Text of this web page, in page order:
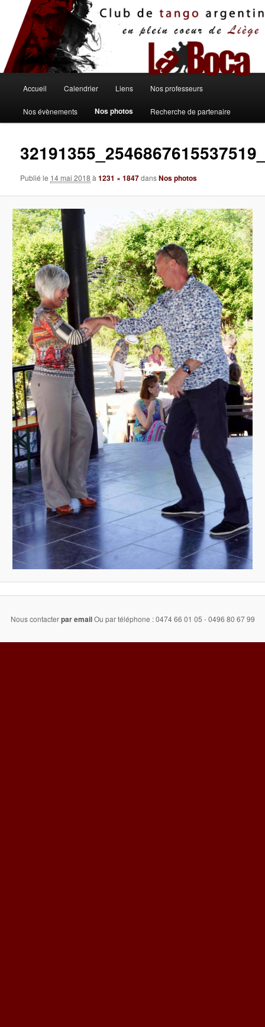
contenu
principal
principal
Accueil Calendrier Liens Nos professeurs
Nos évènements Nos photos Recherche de partenaire
Publié le 14 mai 2018 à1231 × 1847dansNos photos
Nous contacterpar emailOu par téléphone : 0474 66 01 05 - 0496 80 67 99